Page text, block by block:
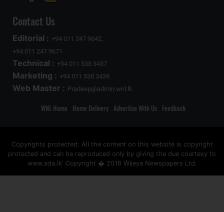
Contact Us
Editorial : +94 011 247 9642,
+94 011 247 9671
Technical : +94 011 538 3437
Marketing : +94 011 538 3439
Web Master : Pradeep@admin.wnl.lk
WNL Home Home Delivery Advertise With Us Feedback
Copyrights protected: All the content on this website is copyright
protected and can be reproduced only by giving the due courtesy to
www.ada.lk' Copyright � 2018 Wijeya Newspapers Ltd.